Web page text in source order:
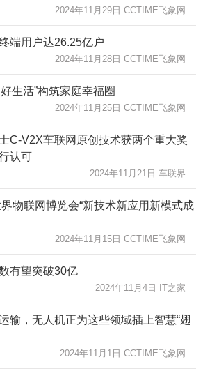
2024年11月29日 CCTIME飞象网
端用户达26.25亿户
2024年11月28日 CCTIME飞象网
生活”构筑家庭幸福圈
2024年11月25日 CCTIME飞象网
C-V2X车联网原创技术获两个重大奖
认可
2024年11月21日 车联界
物联网博览会“新技术新应用新模式成
2024年11月15日 CCTIME飞象网
有望突破30亿
2024年11月4日 IT之家
输，无人机正为这些领域插上智慧“翅
2024年11月1日 CCTIME飞象网